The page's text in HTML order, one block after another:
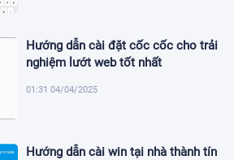
Hướng dẫn cài đặt cốc cốc cho trải
nghiệm lướt web tốt nhất
01:31 04/04/2025
Hướng dẫn cài win tại nhà thành tín